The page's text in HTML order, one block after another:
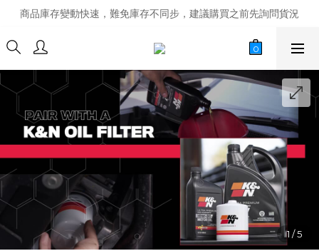
商品庫存變動快速，難免庫存不同步，建議購買之前先詢問貨況
商品庫存變動快速，難免庫存不同步，建議購買之前先詢問貨況
經營超過20年的改裝老字號，安全有保障
商品庫存變動快速，難免庫存不同步，建議購買之前先詢問貨況